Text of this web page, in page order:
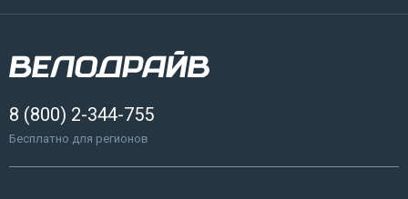
8 (800) 2-344-755
Бесплатно для регионов